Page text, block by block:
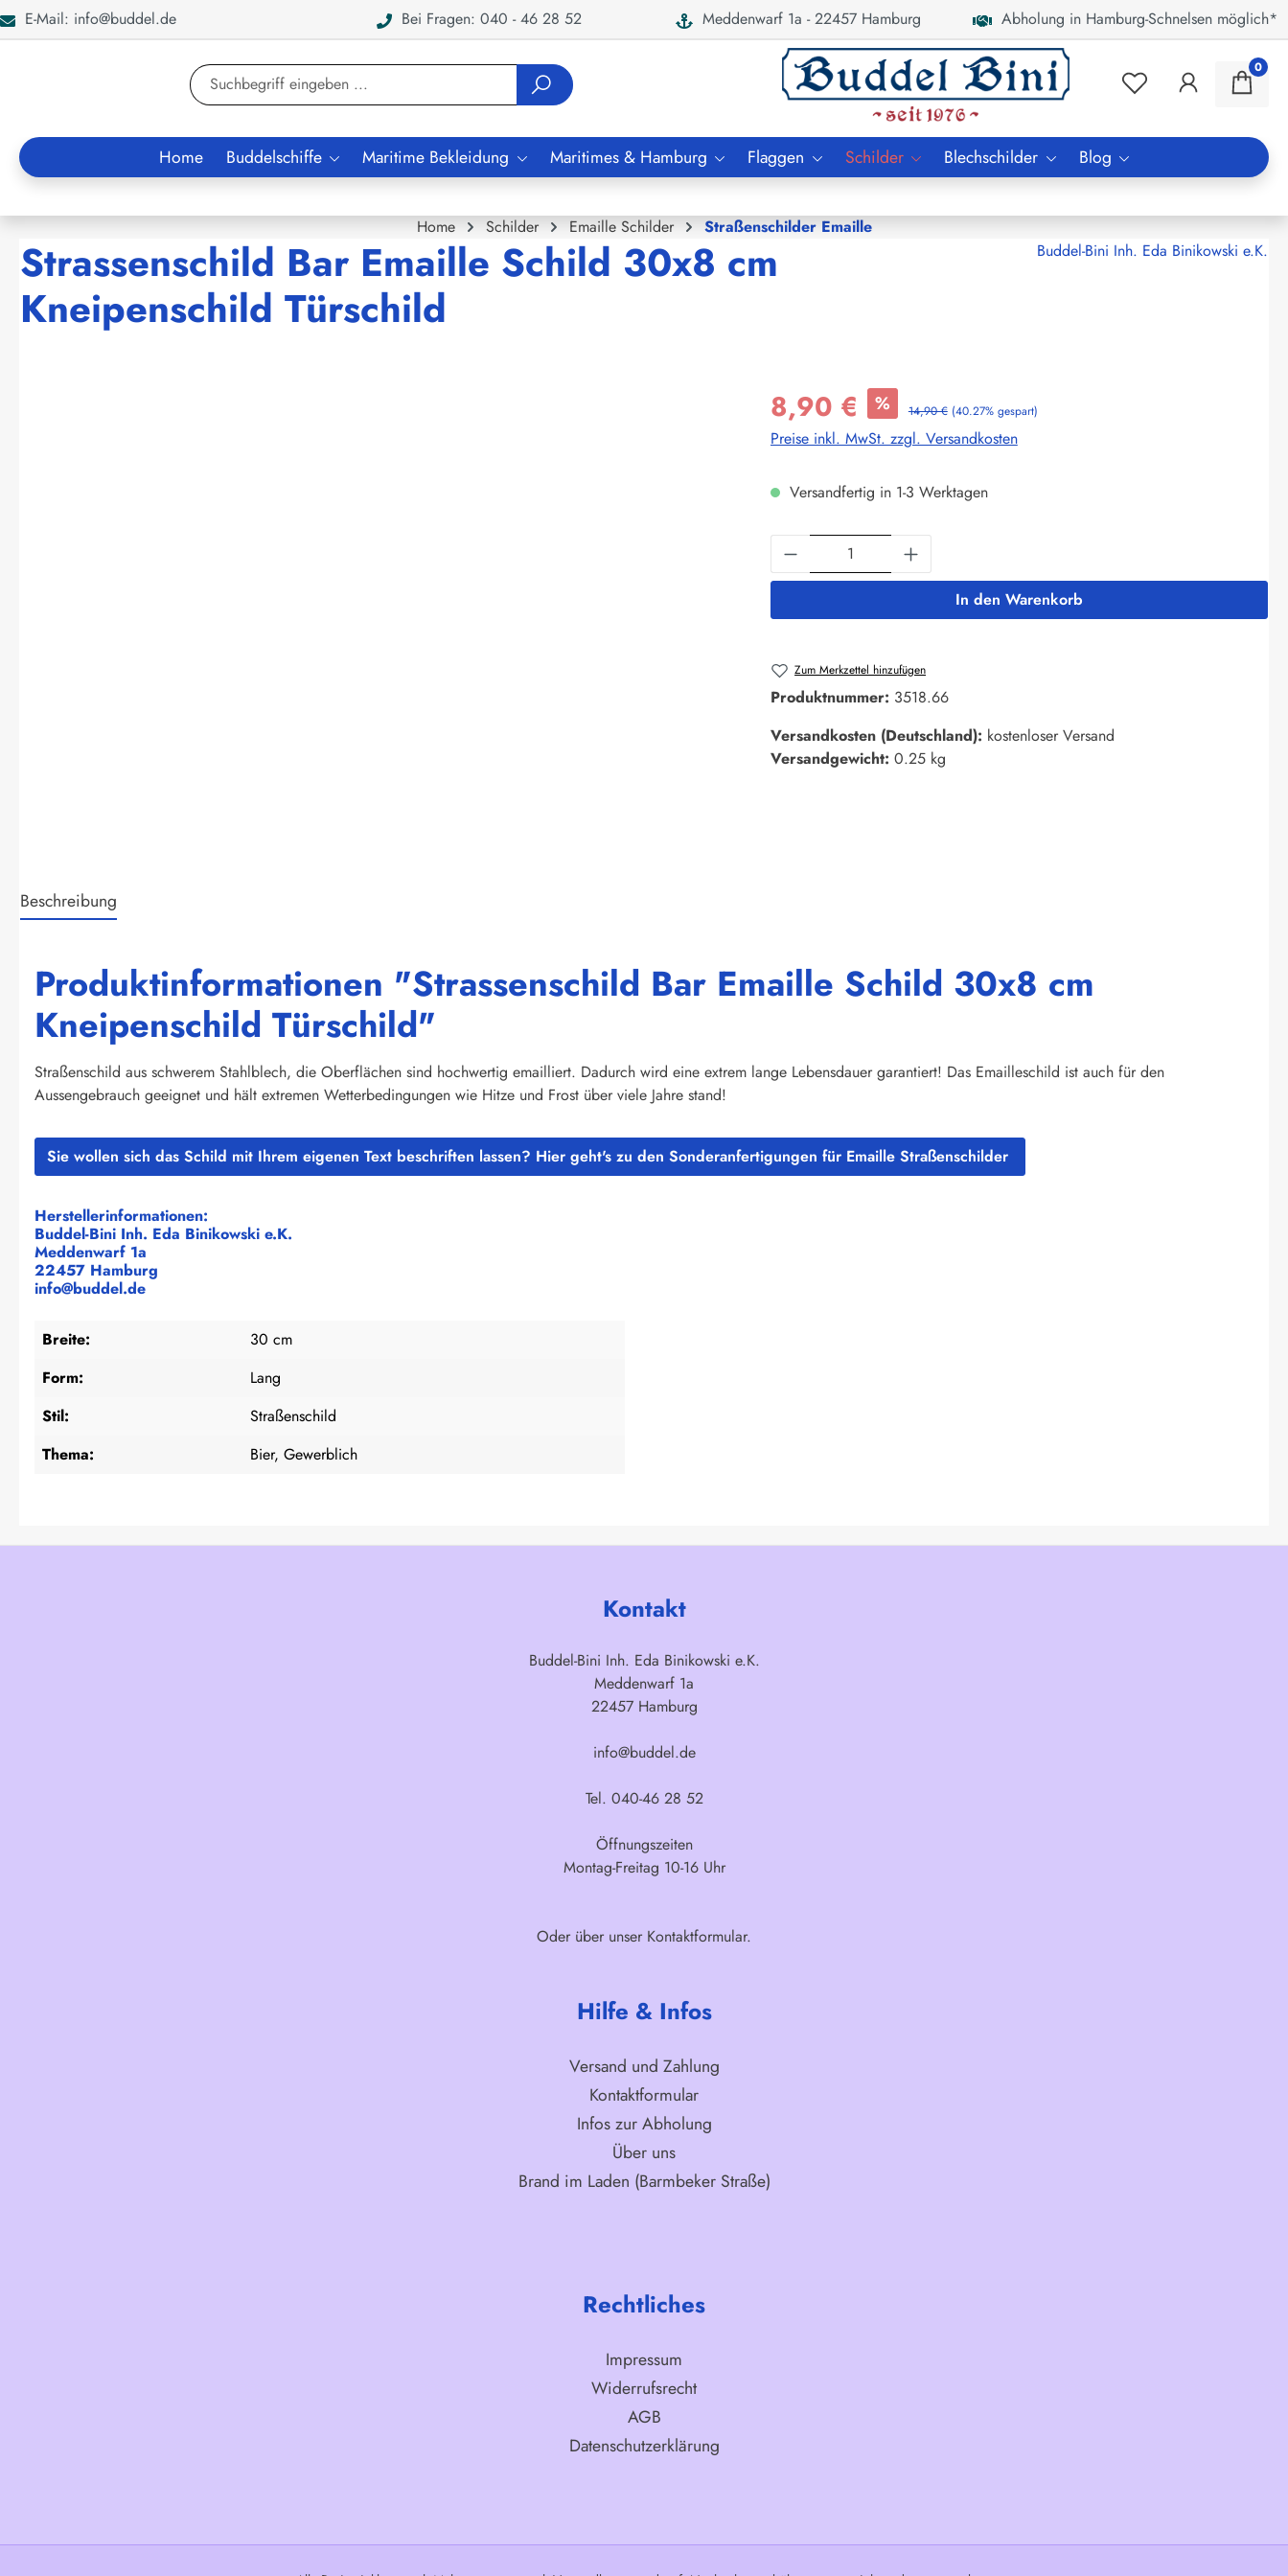
Zur Suche springen
E-Mail: info@buddel.de Bei Fragen: 040 - 46 28 52 Meddenwarf 1a - 22457 Hamburg Abholung in Hamburg-Schnelsen möglich*
0
Home Buddelschiffe Maritime Bekleidung Maritimes & Hamburg Flaggen Schilder Blechschilder Blog
Home Schilder Emaille Schilder Straßenschilder Emaille
Strassenschild Bar Emaille Schild 30x8 cm
Kneipenschild Türschild
Buddel-Bini Inh. Eda Binikowski e.K.
8,90 € % 14,90 € (40.27% gespart)
Preise inkl. MwSt. zzgl. Versandkosten
Versandfertig in 1-3 Werktagen
Produkt Anzahl: Gib den gewünschten Wert ein
In den Warenkorb
Zum Merkzettel hinzufügen
Produktnummer: 3518.66
Versandkosten (Deutschland): kostenloser Versand
Versandgewicht: 0.25 kg
Beschreibung
Produktinformationen "Strassenschild Bar Emaille Schild 30x8 cm
Kneipenschild Türschild"
Straßenschild aus schwerem Stahlblech, die Oberflächen sind hochwertig emailliert. Dadurch wird eine extrem lange Lebensdauer garantiert! Das Emailleschild ist auch für den
Aussengebrauch geeignet und hält extremen Wetterbedingungen wie Hitze und Frost über viele Jahre stand!
Sie wollen sich das Schild mit Ihrem eigenen Text beschriften lassen? Hier geht's zu den Sonderanfertigungen für Emaille Straßenschilder
Herstellerinformationen:
Buddel-Bini Inh. Eda Binikowski e.K.
Meddenwarf 1a
22457 Hamburg
info@buddel.de
Breite:
30 cm
Form:
Lang
Stil:
Straßenschild
Thema:
Bier, Gewerblich
Kontakt
Buddel-Bini Inh. Eda Binikowski e.K.
Meddenwarf 1a
22457 Hamburg
info@buddel.de
Tel. 040-46 28 52
Öffnungszeiten
Montag-Freitag 10-16 Uhr
Oder über unser Kontaktformular.
Hilfe & Infos
Versand und Zahlung
Kontaktformular
Infos zur Abholung
Über uns
Brand im Laden (Barmbeker Straße)
Rechtliches
Impressum
Widerrufsrecht
AGB
Datenschutzerklärung